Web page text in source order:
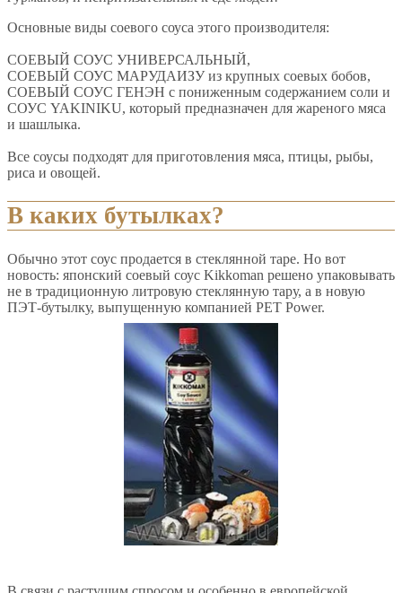
Основные виды соевого соуса этого производителя:
СОЕВЫЙ СОУС УНИВЕРСАЛЬНЫЙ,
СОЕВЫЙ СОУС МАРУДАИЗУ из крупных соевых бобов,
СОЕВЫЙ СОУС ГЕНЭН с пониженным содержанием соли и
СОУС YAKINIKU, который предназначен для жареного мяса
и шашлыка.
Все соусы подходят для приготовления мяса, птицы, рыбы,
риса и овощей.
В каких бутылках?
Обычно этот соус продается в стеклянной таре. Но вот
новость: японский соевый соус Kikkoman решено упаковывать
не в традиционную литровую стеклянную тару, а в новую
ПЭТ-бутылку, выпущенную компанией PET Power.